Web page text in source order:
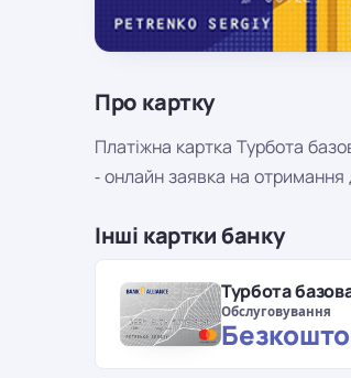
Про картку
Платіжна картка Турбота
- онлайн заявка на отримання
Інші картки банку
Турбота
Обслуговування